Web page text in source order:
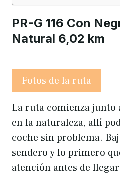
PR-G 116 Con
Natural 6,02 km
Fotos de la ruta
La ruta comienza junto
en la naturaleza, allí
coche sin problema.
sendero y lo primero
atención antes de